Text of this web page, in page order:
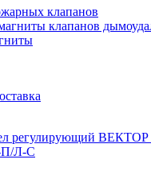
клапанов